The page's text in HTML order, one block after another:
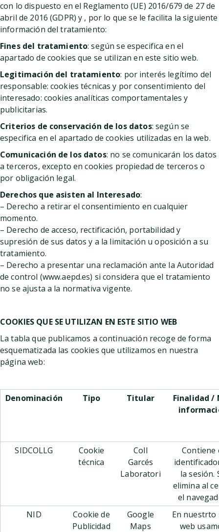
con lo dispuesto en el Reglamento (UE) 2016/679 de 27 de
abril de 2016 (GDPR) y , por lo que se le facilita la siguiente
información del tratamiento:
Fines del tratamiento: según se especifica en el
apartado de cookies que se utilizan en este sitio web.
Legitimación del tratamiento: por interés legítimo del
responsable: cookies técnicas y por consentimiento del
interesado: cookies analíticas comportamentales y
publicitarias.
Criterios de conservación de los datos: según se
especifica en el apartado de cookies utilizadas en la web.
Comunicación de los datos: no se comunicarán los datos
a terceros, excepto en cookies propiedad de terceros o
por obligación legal.
Derechos que asisten al Interesado:
– Derecho a retirar el consentimiento en cualquier
momento.
– Derecho de acceso, rectificación, portabilidad y
supresión de sus datos y a la limitación u oposición a su
tratamiento.
– Derecho a presentar una reclamación ante la Autoridad
de control (www.aepd.es) si considera que el tratamiento
no se ajusta a la normativa vigente.
COOKIES QUE SE UTILIZAN EN ESTE SITIO WEB
La tabla que publicamos a continuación recoge de forma
esquematizada las cookies que utilizamos en nuestra
página web:
Denominación Tipo Titular
Finalidad /
SIDCOLLG
Cookie
técnica
Coll
Garcés
Laboratori
Contiene
la sesión.
elimina al
el
NID
Cookie de
Publicidad
Google
Maps
En nuestrto
web